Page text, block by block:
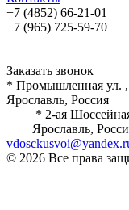
+7 (4852) 66-21-01
+7 (965) 725-59-70
Заказать звонок
* Промышленная ул.
Ярославль, Россия
* 2-ая Шоссейная
Ярославль,
© 2026 Все права